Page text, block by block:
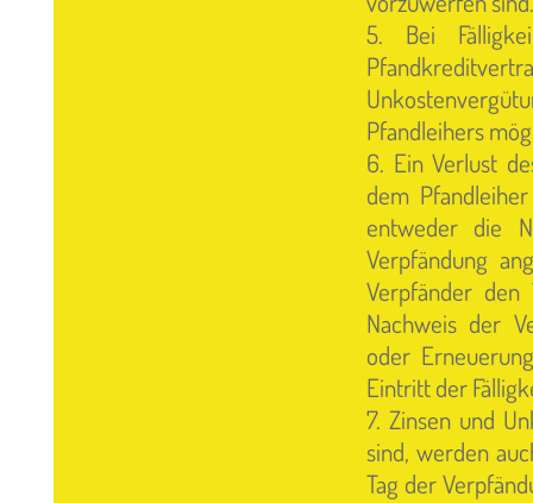
5. Bei
Pfandleihers
6. Ein Verlust
dem
entweder die
Verpfändung
Verpfänder
Nachweis der
oder
Eintritt der
7. Zinsen und
sind, werden
Tag der